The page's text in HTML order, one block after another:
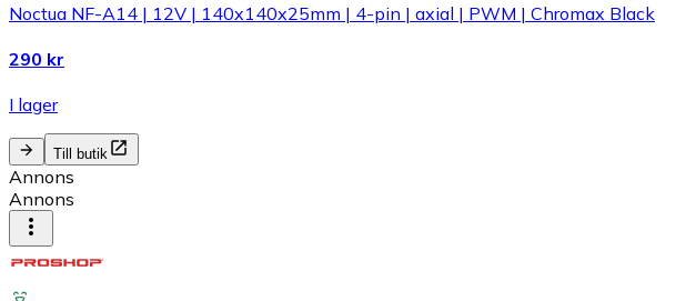
Noctua NF-A14 | 12V | 140x140x25mm | 4-pin | axial | PWM | Chromax Black
290 kr
I lager
Till butik
Annons
Annons